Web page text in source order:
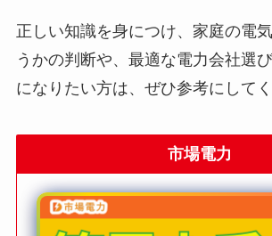
正しい知識を身につけ、家庭の電
うかの判断や、最適な電力会社選
になりたい方は、ぜひ参考にしてく
市場電力